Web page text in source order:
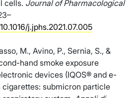
cells. Journal of Pharmacological
j.jphs.2021.07.005
M., Avino, P., Sernia, S., &
hand smoke exposure
devices (IQOS® and e-
submicron particle